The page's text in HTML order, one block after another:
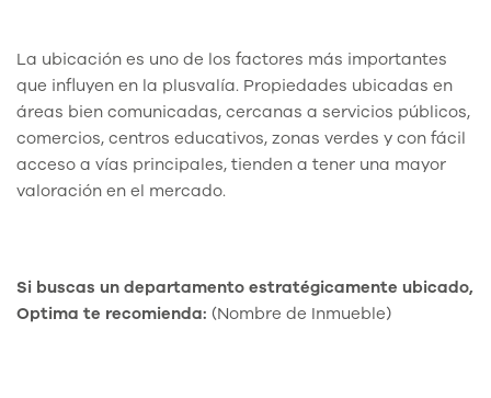
La ubicación es uno de los factores más importantes
que influyen en la plusvalía. Propiedades ubicadas en
áreas bien comunicadas, cercanas a servicios públicos,
comercios, centros educativos, zonas verdes y con fácil
acceso a vías principales, tienden a tener una mayor
valoración en el mercado.
Si buscas un departamento estratégicamente ubicado,
Optima te recomienda: (Nombre de Inmueble)